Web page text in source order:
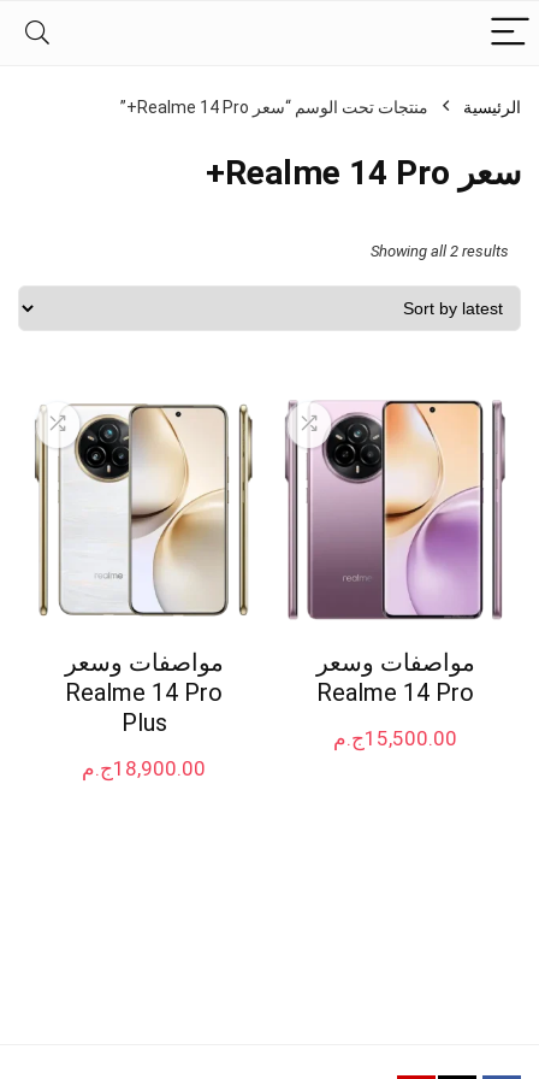
الرئيسية منتجات تحت الوسم “سعر Realme 14 Pro+”
سعر Realme 14 Pro+
Showing all 2 results
Sorted
by
مواصفات وسعر
Realme 14 Pro
ج.م15,500.00
مواصفات وسعر
Realme 14 Pro
Plus
ج.م18,900.00